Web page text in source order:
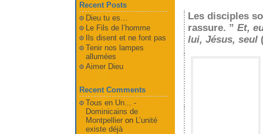
Les disciples
rassure. ” Et,
lui, Jésus, seul
Recent Posts
Dieu tu es…
Le Fils de l’homme
Ils disent et ne font pas
Tenir nos lampes
allumées
Aimer Dieu
Recent Comments
Tous en Un... -
Dominicains de
Montpellieron L’unité
existe déjà